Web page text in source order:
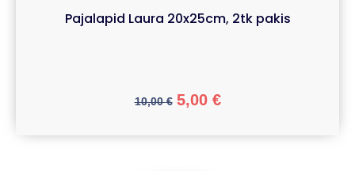
Pajalapid Laura 20x25cm, 2tk pakis
10,00€ 5,00 €